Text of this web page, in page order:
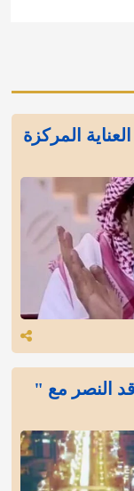
المركزة
النصر مع "